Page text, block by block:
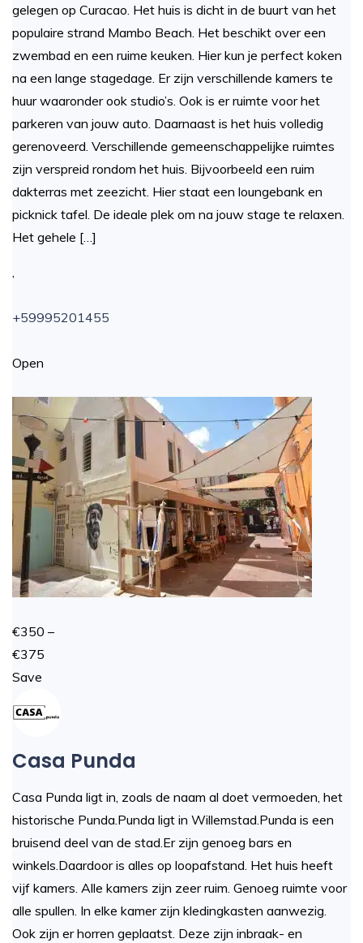
gelegen op Curacao. Het huis is dicht in de buurt van het
populaire strand Mambo Beach. Het beschikt over een
zwembad en een ruime keuken. Hier kun je perfect koken
na een lange stagedage. Er zijn verschillende kamers te
huur waaronder ook studio’s. Ook is er ruimte voor het
parkeren van jouw auto. Daarnaast is het huis volledig
gerenoveerd. Verschillende gemeenschappelijke ruimtes
zijn verspreid rondom het huis. Bijvoorbeeld een ruim
dakterras met zeezicht. Hier staat een loungebank en
picknick tafel. De ideale plek om na jouw stage te relaxen.
Het gehele […]
+59995201455
Open
€350 –
€375
Save
Casa Punda
Casa Punda ligt in, zoals de naam al doet vermoeden, het
historische Punda.Punda ligt in Willemstad.Punda is een
bruisend deel van de stad.Er zijn genoeg bars en
winkels.Daardoor is alles op loopafstand. Het huis heeft
vijf kamers. Alle kamers zijn zeer ruim. Genoeg ruimte voor
alle spullen. In elke kamer zijn kledingkasten aanwezig.
Ook zijn er horren geplaatst. Deze zijn inbraak- en